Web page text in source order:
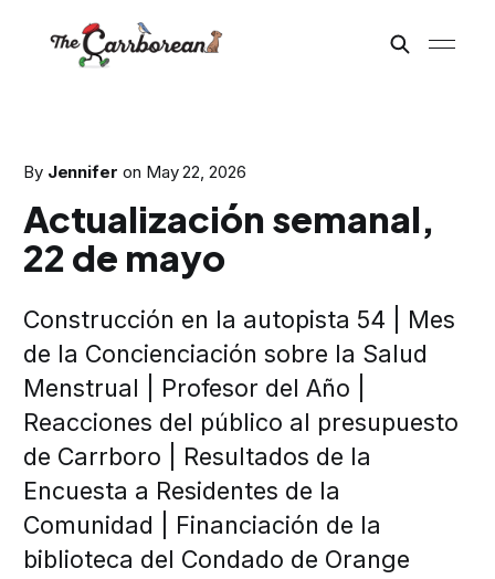
By Jennifer on May 22, 2026
Actualización semanal,
22 de mayo
Construcción en la autopista 54 | Mes
de la Concienciación sobre la Salud
Menstrual | Profesor del Año |
Reacciones del público al presupuesto
de Carrboro | Resultados de la
Encuesta a Residentes de la
Comunidad | Financiación de la
biblioteca del Condado de Orange